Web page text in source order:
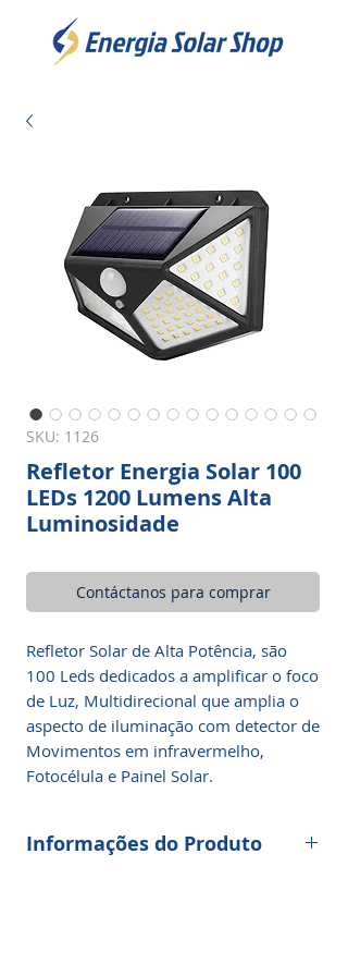
SKU: 1126
Refletor Energia Solar 100
LEDs 1200 Lumens Alta
Luminosidade
Contáctanos para comprar
Refletor Solar de Alta Potência, são
100 Leds dedicados a amplificar o foco
de Luz, Multidirecional que amplia o
aspecto de iluminação com detector de
Movimentos em infravermelho,
Fotocélula e Painel Solar.
Informações do Produto